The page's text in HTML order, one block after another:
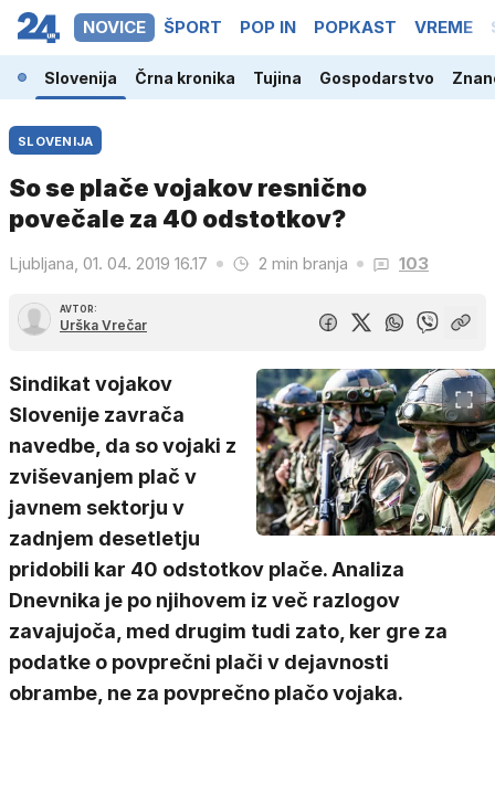
NOVICE ŠPORT POP IN POPKAST VREME
Slovenija Črna kronika Tujina Gospodarstvo
SLOVENIJA
So se plače vojakov resnično
povečale za 40 odstotkov?
Ljubljana, 01. 04. 2019 16.17 2 min branja 103
AVTOR:
Urška Vrečar
Sindikat vojakov
Slovenije zavrača
navedbe, da so vojaki z
zviševanjem plač v
javnem sektorju v
zadnjem desetletju
pridobili kar 40 odstotkov plače. Analiza
Dnevnika je po njihovem iz več razlogov
zavajujoča, med drugim tudi zato, ker gre za
podatke o povprečni plači v dejavnosti
obrambe, ne za povprečno plačo vojaka.